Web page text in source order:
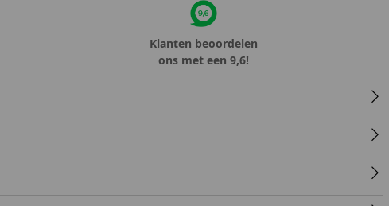
Klanten beoordelen
ons met een 9,6!